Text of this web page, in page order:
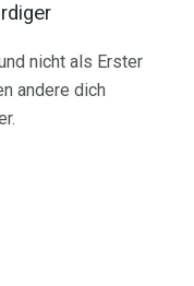
nicht als Erster
andere dich